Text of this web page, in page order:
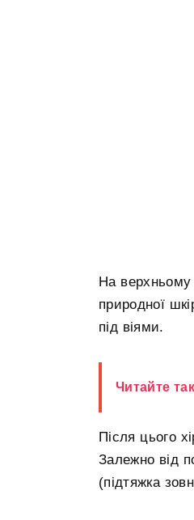
На верхньому
природної
під віями.
Читайте
Після цього
Залежно від
(підтяжка